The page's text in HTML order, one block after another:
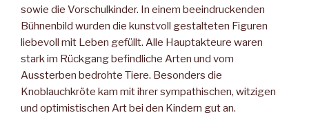
sowie die Vorschulkinder. In einem beeindruckenden
Bühnenbild wurden die kunstvoll gestalteten Figuren
liebevoll mit Leben gefüllt. Alle Hauptakteure waren
stark im Rückgang befindliche Arten und vom
Aussterben bedrohte Tiere. Besonders die
Knoblauchkröte kam mit ihrer sympathischen, witzigen
und optimistischen Art bei den Kindern gut an.